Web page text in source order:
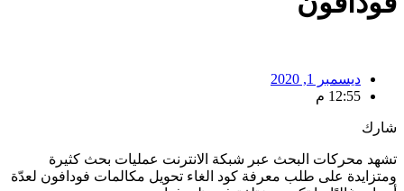
ديسمبر 1, 2020
12:55 م
شارك
تشهد محركات البحث عبر شبكة الانترنت عمليات بحث كثيرة
ومتزايدة على طلب معرفة كود الغاء تحويل مكالمات فودافون لعدّة